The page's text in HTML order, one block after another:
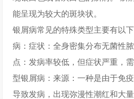
能呈现为较大的斑块状。
银屑病常见的特殊类型主要有以
病：症状：全身密集分布无菌性
点：发病率较低，但症状严重，
型银屑病：来源：一种是由于免
导致发病，出现弥漫性潮红和大